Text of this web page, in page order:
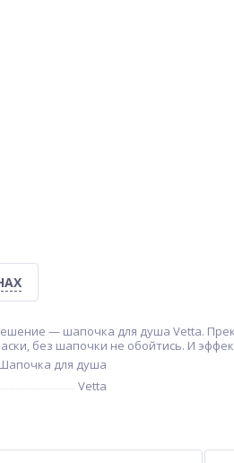
— шапочка для душа Vetta.
без шапочки не обойтись. И
для душа
Vetta